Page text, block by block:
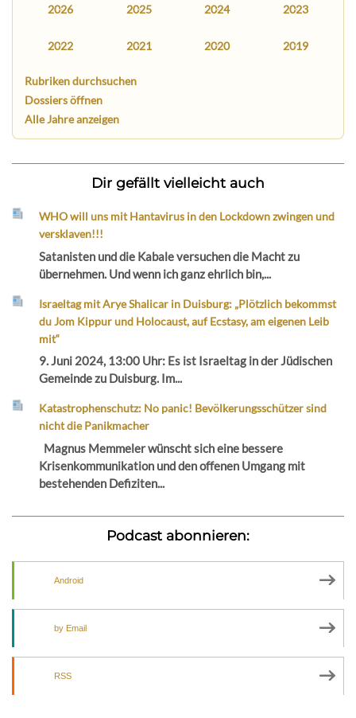
2026 2025 2024 2023
2022 2021 2020 2019
Rubriken durchsuchen
Dossiers öffnen
Alle Jahre anzeigen
Dir gefällt vielleicht auch
WHO will uns mit Hantavirus in den Lockdown zwingen und
versklaven!!!
Satanisten und die Kabale versuchen die Macht zu
übernehmen. Und wenn ich ganz ehrlich bin,...
Israeltag mit Arye Shalicar in Duisburg: „Plötzlich bekommst
du Jom Kippur und Holocaust, auf Ecstasy, am eigenen Leib
mit“
9. Juni 2024, 13:00 Uhr: Es ist Israeltag in der Jüdischen
Gemeinde zu Duisburg. Im...
Katastrophenschutz: No panic! Bevölkerungsschützer sind
nicht die Panikmacher
Magnus Memmeler wünscht sich eine bessere
Krisenkommunikation und den offenen Umgang mit
bestehenden Defiziten...
Podcast abonnieren:
Android
by Email
RSS